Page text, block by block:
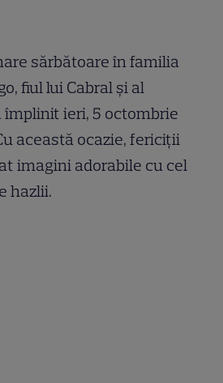
sărbătoare în familia
fiul lui Cabral și al
împlinit ieri, 5 octombrie
această ocazie, fericiții
imagini adorabile cu cel
hazlii.